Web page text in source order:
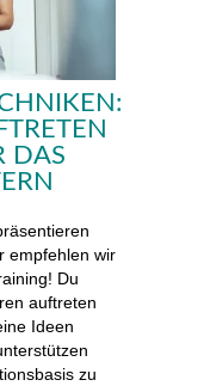
DAS
empfehlen wir
Du
auftreten
Ideen
zu